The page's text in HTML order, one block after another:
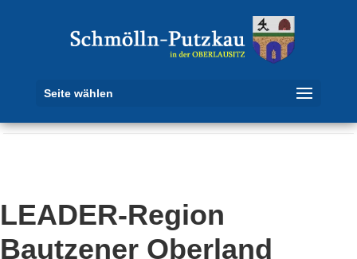
Seite wählen
LEADER-Region
Bautzener Oberland